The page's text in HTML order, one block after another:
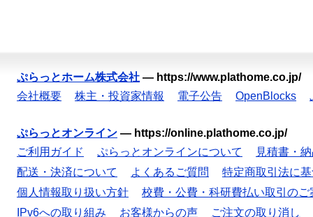
ぷらっとホーム株式会社 — https://www.plathome.co.jp/
会社概要
株主・投資家情報 電子公告 OpenBlocks
ぷらっとオンライン — https://online.plathome.co.jp/
ご利用ガイド
ぷらっとオンラインについて
見積書・
配送・決済について
よくあるご質問
特定商取引法に
個人情報取り扱い方針
校費・公費・科研費払い取引のご
IPv6への取り組み
お客様からの声 ご注文の取り消し